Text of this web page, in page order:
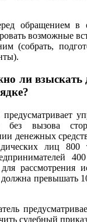
обращением в
возможные
(собрать,
ли взыскать
без вызова
денежных
лиц 800
рассмотрения
превышать
судебный